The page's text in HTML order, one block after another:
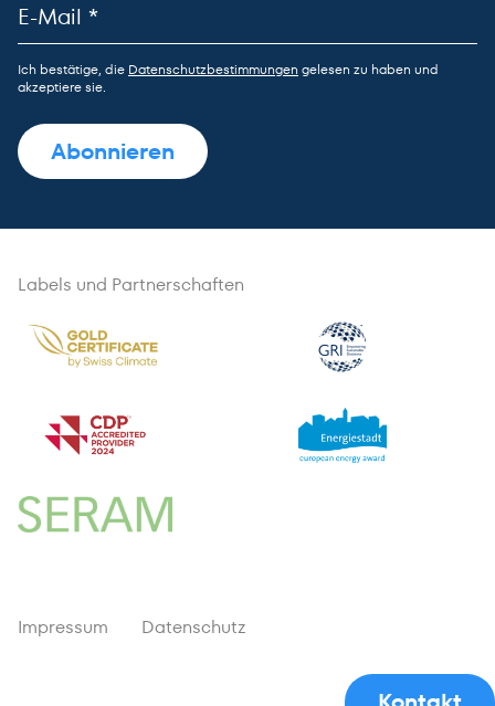
Ich bestätige, die Datenschutzbestimmungen gelesen zu haben und
akzeptiere sie.
Labels und Partnerschaften
Impressum Datenschutz